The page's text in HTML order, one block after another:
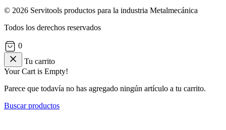
© 2026 Servitools productos para la industria Metalmecánica
Todos los derechos reservados
0
Tu carrito
Your Cart is Empty!
Parece que todavía no has agregado ningún artículo a tu carrito.
Buscar productos